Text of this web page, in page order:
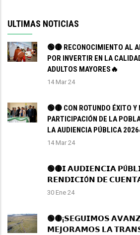
ULTIMAS NOTICIAS
🟢🟡 RECONOCIMIENTO AL
POR INVERTIR EN LA
ADULTOS MAYORES🔥
14 Mar 24
🟢🟡 CON ROTUNDO ÉXITO Y
PARTICIPACIÓN DE LA
LA AUDIENCIA PÚBLICA
14 Mar 24
🟢🟡𝗜 𝗔𝗨𝗗𝗜𝗘𝗡𝗖𝗜𝗔
𝗥𝗘𝗡𝗗𝗜𝗖𝗜Ó𝗡 𝗗𝗘
30 Ene 24
🟢🟡¡𝗦𝗘𝗚𝗨𝗜𝗠𝗢𝗦
𝗠𝗘𝗝𝗢𝗥𝗔𝗠𝗢𝗦 𝗟𝗔